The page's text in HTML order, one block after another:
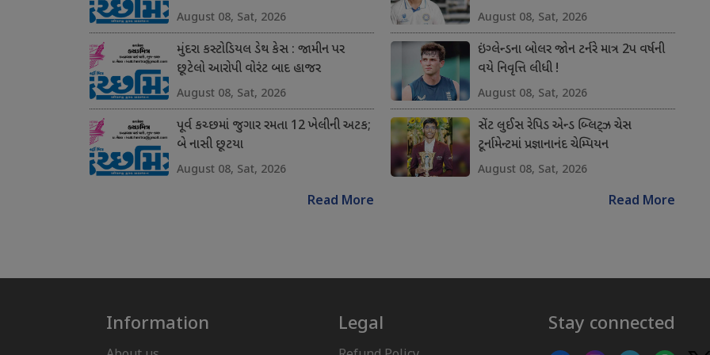
August 08, Sat, 2026
મુંદરા કસ્ટોડિયલ ડેથ કેસ : જામીન પર
છૂટેલો આરોપી વોરંટ બાદ હાજર
August 08, Sat, 2026
પૂર્વ કચ્છમાં જુગાર રમતા 12 ખેલીની અટક;
બે નાસી છૂટયા
August 08, Sat, 2026
Read More
August 08, Sat, 2026
ઇંગ્લેન્ડના બોલર જોન ટર્નરે માત્ર 2પ વર્ષની
વયે નિવૃત્તિ લીધી !
August 08, Sat, 2026
સેંટ લુઈસ રેપિડ એન્ડ બ્લિટ્ઝ ચેસ
ટૂર્નામેન્ટમાં પ્રજ્ઞાનાનંદ ચેમ્પિયન
August 08, Sat, 2026
Read More
Information Legal Stay connected